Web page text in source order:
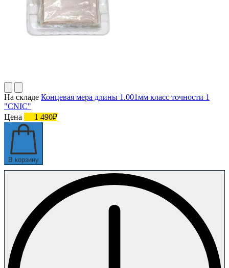
На складе Концевая мера длины 1.001мм класс точности 1
"CNIC"
Цена
1 490₽
В корзину